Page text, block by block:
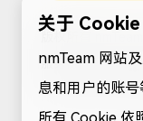
服务协议|隐私政
电子邮箱：
关于 Cookie
nmTeam 网站
息和用户的账号